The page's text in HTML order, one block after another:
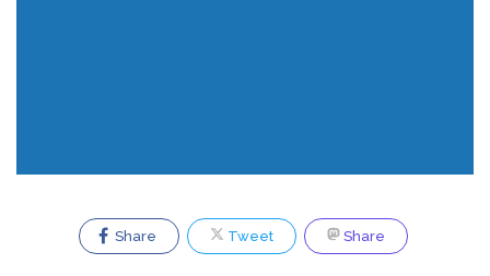
Share Tweet Share